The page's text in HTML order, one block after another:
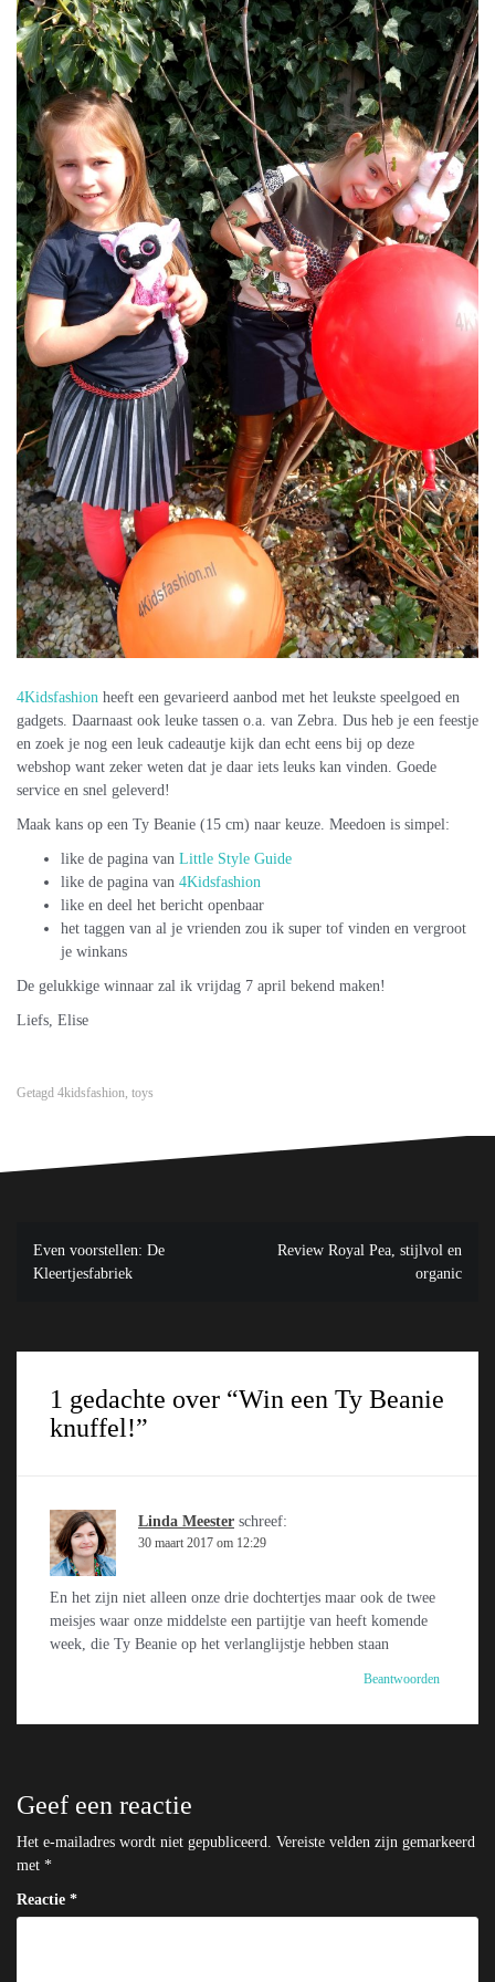
4Kidsfashion heeft een gevarieerd aanbod met het leukste speelgoed en
gadgets. Daarnaast ook leuke tassen o.a. van Zebra. Dus heb je een feestje
en zoek je nog een leuk cadeautje kijk dan echt eens bij op deze
webshop want zeker weten dat je daar iets leuks kan vinden. Goede
service en snel geleverd!
Maak kans op een Ty Beanie (15 cm) naar keuze. Meedoen is simpel:
like de pagina van Little Style Guide
like de pagina van 4Kidsfashion
like en deel het bericht openbaar
het taggen van al je vrienden zou ik super tof vinden en vergroot
je winkans
De gelukkige winnaar zal ik vrijdag 7 april bekend maken!
Liefs, Elise
Getagd 4kidsfashion, toys
Bericht
navigatie
Even voorstellen: De
Kleertjesfabriek
Review Royal Pea, stijlvol en
organic
1 gedachte over “Win een Ty Beanie
knuffel!”
Linda Meester schreef:
30 maart 2017 om 12:29
En het zijn niet alleen onze drie dochtertjes maar ook de twee
meisjes waar onze middelste een partijtje van heeft komende
week, die Ty Beanie op het verlanglijstje hebben staan
Beantwoorden
Geef een reactie
Het e-mailadres wordt niet gepubliceerd. Vereiste velden zijn gemarkeerd
met *
Reactie *